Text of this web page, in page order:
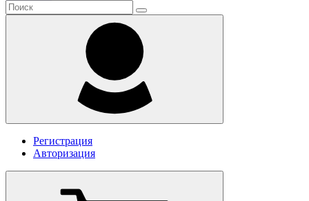
Регистрация
Авторизация